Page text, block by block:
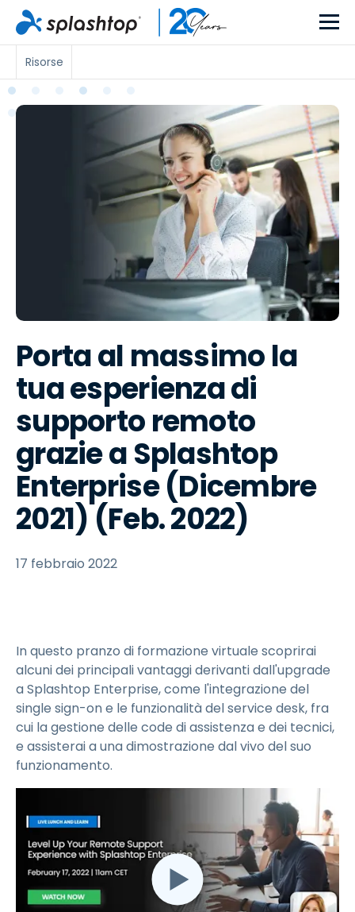
Risorse
Porta al massimo la
tua esperienza di
supporto remoto
grazie a Splashtop
Enterprise (Dicembre
2021) (Feb. 2022)
17 febbraio 2022
In questo pranzo di formazione virtuale scoprirai
alcuni dei principali vantaggi derivanti dall'upgrade
a Splashtop Enterprise, come l'integrazione del
single sign-on e le funzionalità del service desk, fra
cui la gestione delle code di assistenza e dei tecnici,
e assisterai a una dimostrazione dal vivo del suo
funzionamento.